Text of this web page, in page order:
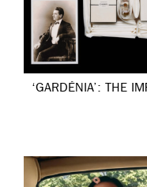
‘GARDÉNIA’: THE